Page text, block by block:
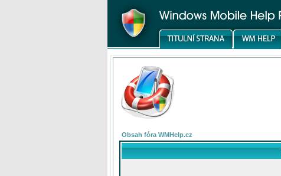
Obsah fóra WMHelp.cz